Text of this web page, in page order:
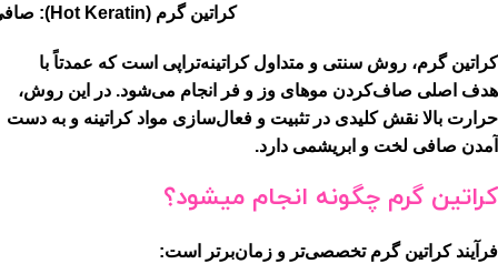
کراتین گرم (Hot Keratin): صافی قدرتمند با حرارت
کراتین گرم، روش سنتی و متداول کراتینه‌تراپی است که عمدتاً با
هدف اصلی صاف‌کردن موهای وز و فر انجام می‌شود. در این روش،
حرارت بالا نقش کلیدی در تثبیت و فعال‌سازی مواد کراتینه و به دست
آمدن صافی لخت و ابریشمی دارد.
کراتین گرم چگونه انجام میشود؟
فرآیند کراتین گرم تخصصی‌تر و زمان‌برتر است: